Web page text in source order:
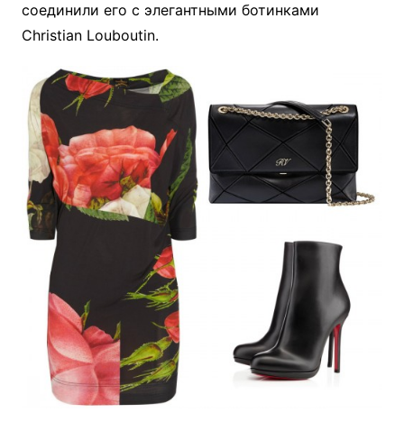
соединили его с элегантными ботинками
Christian Louboutin.